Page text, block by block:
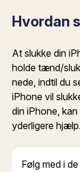
Hvordan
At slukke din
holde tænd/
nede, indtil du
iPhone vil
din iPhone,
yderligere hjælp.
Følg med i de